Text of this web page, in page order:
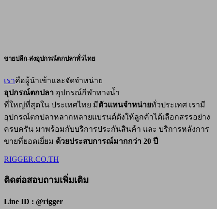
ขายปลีก-ส่งอุปกรณ์ตกปลาทั่วไทย
เราคือผู้นำเข้าและจัดจำหน่าย
อุปกรณ์ตกปลา อุปกรณ์กีฬาทางน้ำ
ที่ใหญ่ที่สุดใน ประเทศไทย มีตัวแทนจำหน่ายทั่วประเทศ เรามี
อุปกรณ์ตกปลาหลากหลายแบรนด์ดังให้ลูกค้าได้เลือกสรรอย่าง
ครบครัน มาพร้อมกับบริการประกันสินค้า และ บริการหลังการ
ขายที่ยอดเยี่ยม ด้วยประสบการณ์มากกว่า 20 ปี
RIGGER.CO.TH
ติดต่อสอบถามเพิ่มเติม
Line ID : @rigger